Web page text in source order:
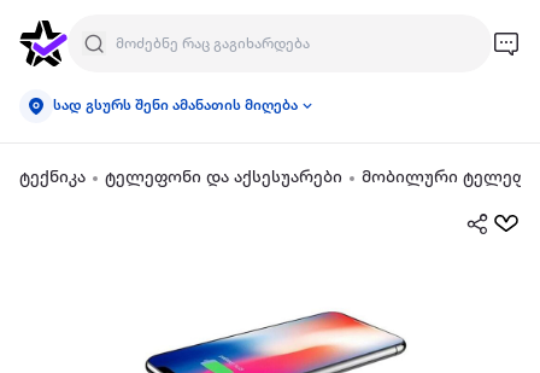
სად გსურს შენი ამანათის მიღება
ტექნიკა ტელეფონი და აქსესუარები მობილური